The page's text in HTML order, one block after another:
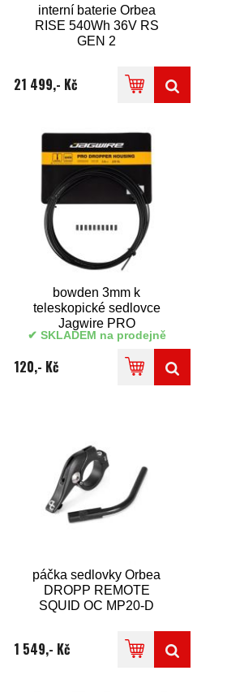
interní baterie Orbea
RISE 540Wh 36V RS
GEN 2
21 499,- Kč
bowden 3mm k
teleskopické sedlovce
Jagwire PRO
DROPPER HOUSING
SKLADEM na prodejně
120,- Kč
páčka sedlovky Orbea
DROPP REMOTE
SQUID OC MP20-D
1 549,- Kč